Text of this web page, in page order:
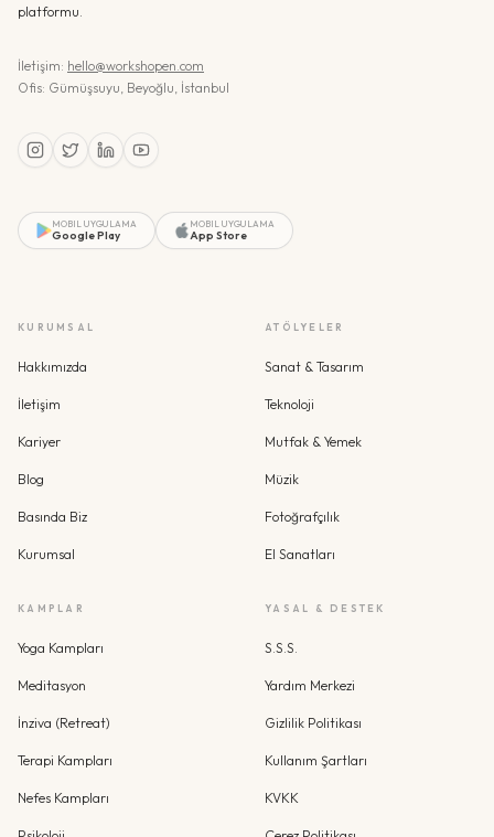
platformu.
İletişim: hello@workshopen.com
Ofis: Gümüşsuyu, Beyoğlu, İstanbul
MOBIL UYGULAMA
Google Play
MOBIL UYGULAMA
App Store
KURUMSAL
Hakkımızda
İletişim
Kariyer
Blog
Basında Biz
Kurumsal
ATÖLYELER
Sanat & Tasarım
Teknoloji
Mutfak & Yemek
Müzik
Fotoğrafçılık
El Sanatları
KAMPLAR
Yoga Kampları
Meditasyon
İnziva (Retreat)
Terapi Kampları
Nefes Kampları
YASAL & DESTEK
S.S.S.
Yardım Merkezi
Gizlilik Politikası
Kullanım Şartları
KVKK